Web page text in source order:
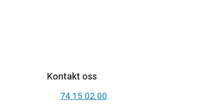
Kontakt oss
74 15 02 00